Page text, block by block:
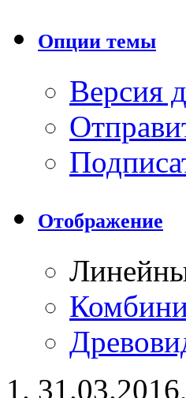
Опции темы
Версия
Отображение
31.03.2016,